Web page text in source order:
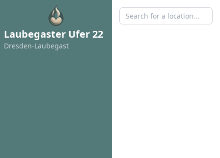
Laubegaster Ufer 22
Dresden-Laubegast